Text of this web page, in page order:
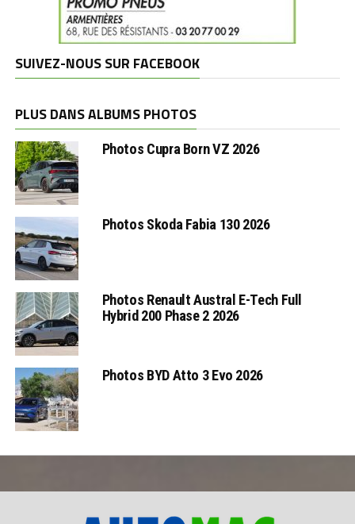
SUIVEZ-NOUS SUR FACEBOOK
PLUS DANS ALBUMS PHOTOS
Photos Cupra Born VZ 2026
Photos Skoda Fabia 130 2026
Photos Renault Austral E-Tech Full
Hybrid 200 Phase 2 2026
Photos BYD Atto 3 Evo 2026